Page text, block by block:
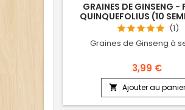
GRAINES DE GINSENG -
QUINQUEFOLIUS (10
(1)
Graines de Ginseng à
3,99 €
 Ajouter au panier